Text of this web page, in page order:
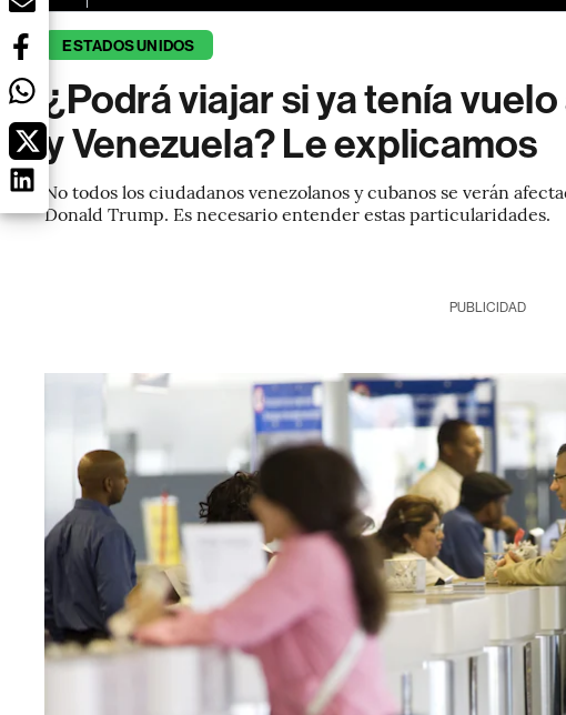
ESTADOS UNIDOS
¿Podrá viajar si ya tenía
y Venezuela? Le explicamos
No todos los ciudadanos venezolanos y cubanos se verán
Donald Trump. Es necesario entender estas particularidades.
PUBLICIDAD